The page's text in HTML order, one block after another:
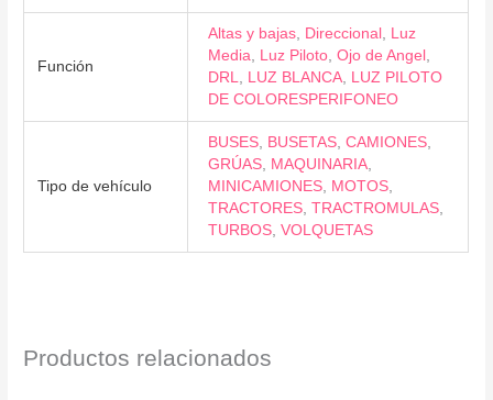
Función
Altas y bajas Direccional
Luz
Media
Luz Piloto ,Ojo de Angel
DRL
LUZ BLANCA
LUZ PILOTO
DE COLORESPERIFONEO
Tipo de vehículo
BUSES BUSETAS ,CAMIONES
GRÚAS
MAQUINARIA
MINICAMIONES
MOTOS
TRACTORES ,TRACTROMULAS
TURBOS ,VOLQUETAS
Productos relacionados